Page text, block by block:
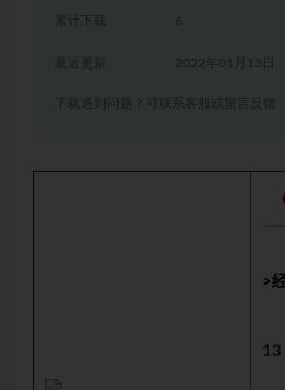
累计下载 6
2022年01月13日
下载遇到问题？可联系客服或留言反馈
>
13